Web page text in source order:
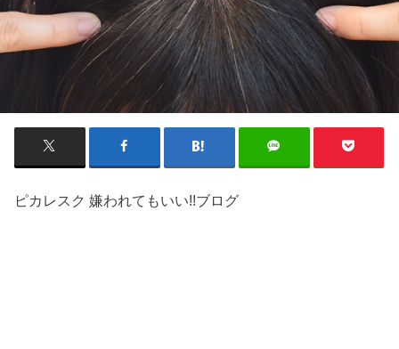
ピカレスク 嫌われてもいい!!ブログ